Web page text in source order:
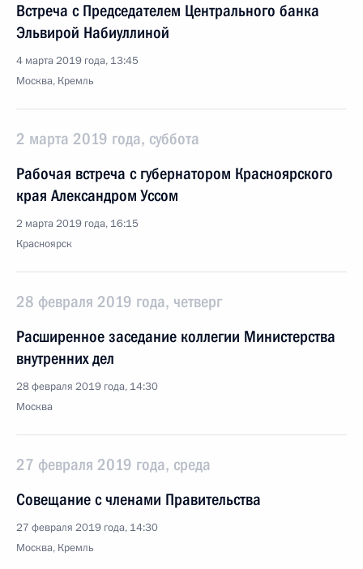
Встреча с Председателем Центрального банка
Эльвирой Набиуллиной
4 марта 2019 года, 13:45
Москва, Кремль
2 марта 2019 года, суббота
Рабочая встреча с губернатором Красноярского
края Александром Уссом
2 марта 2019 года, 16:15
Красноярск
28 февраля 2019 года, четверг
Расширенное заседание коллегии Министерства
внутренних дел
28 февраля 2019 года, 14:30
Москва
27 февраля 2019 года, среда
Совещание с членами Правительства
27 февраля 2019 года, 14:30
Москва, Кремль